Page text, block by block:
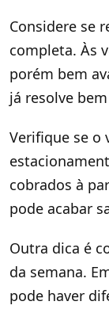
Considere se
completa. Às
porém bem
já resolve
Verifique se o
cobrados à
pode acabar
Outra dica é
da semana.
pode haver